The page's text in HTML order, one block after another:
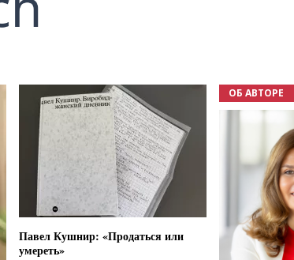
Павел Кушнир: «Продаться или
умереть»
ОБ АВТОРЕ